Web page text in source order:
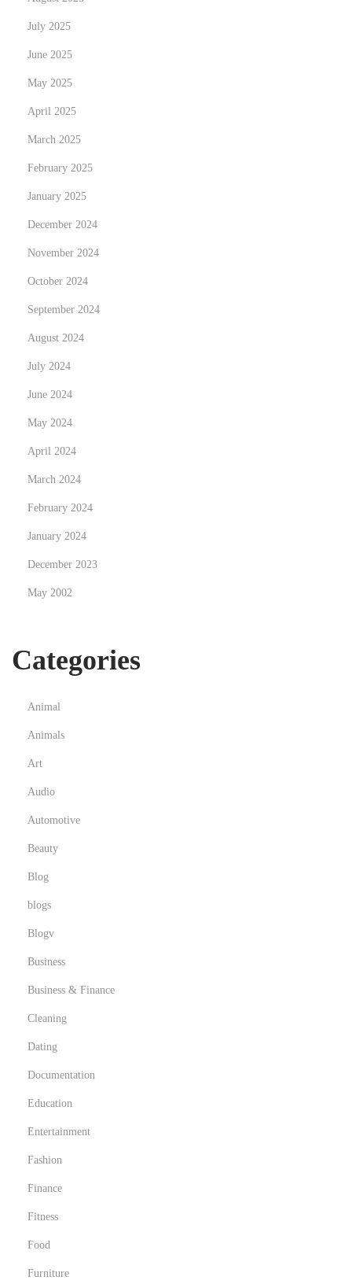
July 2025
June 2025
May 2025
April 2025
March 2025
February 2025
January 2025
December 2024
November 2024
October 2024
September 2024
August 2024
July 2024
June 2024
May 2024
April 2024
March 2024
February 2024
January 2024
December 2023
May 2002
Categories
Animal
Animals
Art
Audio
Automotive
Beauty
Blog
blogs
Blogv
Business
Business & Finance
Cleaning
Dating
Documentation
Education
Entertainment
Fashion
Finance
Fitness
Food
Furniture